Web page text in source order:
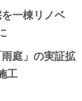
一棟リノベ
庭」の実証拡
工